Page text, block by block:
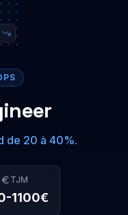
de 20 à 40%.
TJM
-1100€